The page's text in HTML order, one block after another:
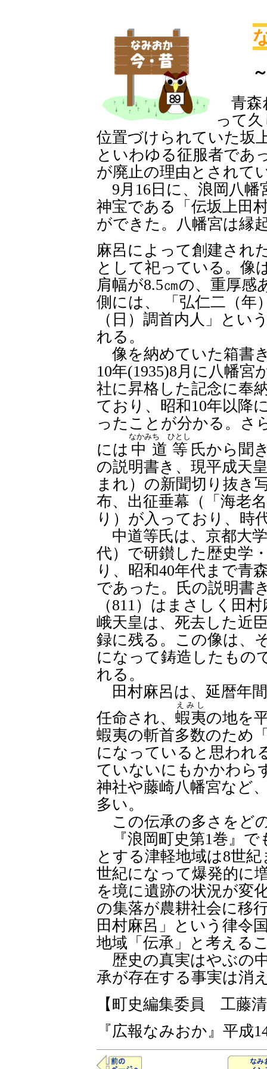
青森
って
位置づけられていた坂
といわゆる征服者であ
が廃止の理由とされて
9月16日に、浪岡八幡
神宝である「伝坂上田
ができた。八幡宮は縁
麻呂によって創建され
として祀っている。像
肩幅が8.5㎝の、重厚
側には、
「弘仁二（年
（日）調首内人」とい
れる。
像を納めていた箱書
10年(1935)8月に八幡宮
社に昇格した記念に奉
ており、昭和10年以降
ったことが分かる。さ
には 中道等
なかみち ひとし
氏から聞
の説明書き、現平成天
まれ）の新聞切り抜き
布、出征垂幕（「海老
り）が入っており、時
中道等氏は、京都大
代）で研鑚した歴史学
り、昭和40年代まで青
であった。氏の説明書
（811）はまさしく田
峨天皇は、死去した近
録に残る。この像は、
になって鋳造したもの
れる。
田村麻呂は、延暦年
任命され、 蝦夷
えみし
の地を
蝦夷の斬首多数のため
になっていると思われ
ていないにもかかわら
神社や藤崎八幡宮など
多い。
この伝承の多さをど
『浪岡町史第1巻』で
とする津軽地域は8世
世紀になって爆発的に
を境に遺跡の状況が変
の集落が農耕社会に移
田村麻呂」という律令
地域「伝承」と考える
歴史の真実はやぶの
承が存在する事実は消
【町史編集委員 工藤
『広報なみおか』平成